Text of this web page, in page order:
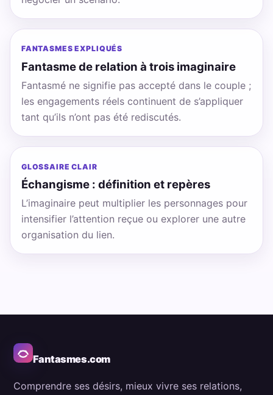
FANTASMES EXPLIQUÉS
Fantasme de relation à trois imaginaire
Fantasmé ne signifie pas accepté dans le couple ;
les engagements réels continuent de s’appliquer
tant qu’ils n’ont pas été rediscutés.
GLOSSAIRE CLAIR
Échangisme : définition et repères
L’imaginaire peut multiplier les personnages pour
intensifier l’attention reçue ou explorer une autre
organisation du lien.
Fantasmes.com
Comprendre ses désirs, mieux vivre ses relations,